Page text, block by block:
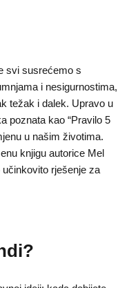
svi susrećemo s
i nesigurnostima,
težak i dalek. Upravo u
poznata kao “Pravilo 5
u našim životima.
knjigu autorice Mel
rješenje za